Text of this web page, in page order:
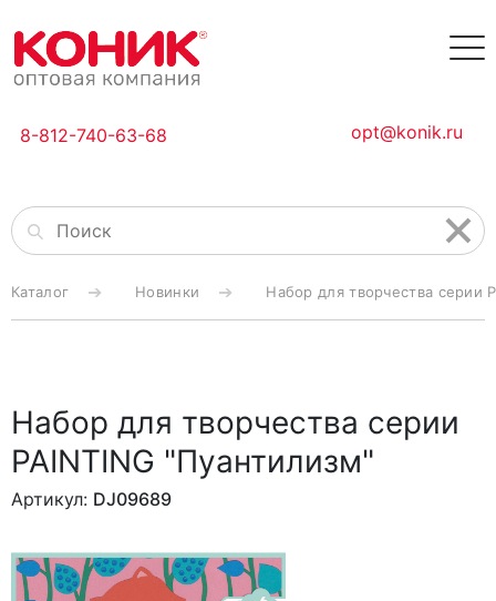
8-812-740-63-68 opt@konik.ru
Каталог Новинки Набор для творчества серии
Набор для творчества серии
PAINTING "Пуантилизм"
Артикул: DJ09689